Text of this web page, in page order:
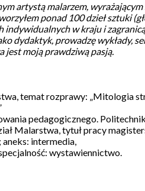
artystą malarzem,
ponad 100 dzieł sztuki
w kraju i
dydaktyk, prowadzę wykłady,
jest moją prawdziwą pasją.
temat rozprawy: „Mitologia
pedagogicznego.
Malarstwa, tytuł pracy
aneks: intermedia,
wystawiennictwo.